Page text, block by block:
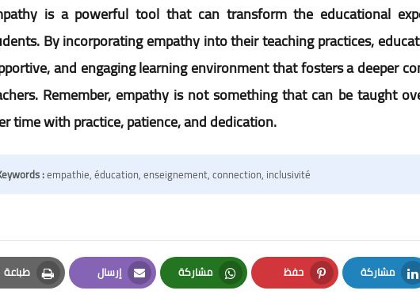
is a powerful tool that can transform the educational
By incorporating empathy into their teaching practices,
and engaging learning environment that fosters a deeper
Remember, empathy is not something that can be taught
time with practice, patience, and dedication.
:empathie, éducation, enseignement, connection, inclusivité
مشاركة
LinkedIn
حفظ
Pinterest
مشاركة
Whatsapp
إرسال
Email
طباعة
Print